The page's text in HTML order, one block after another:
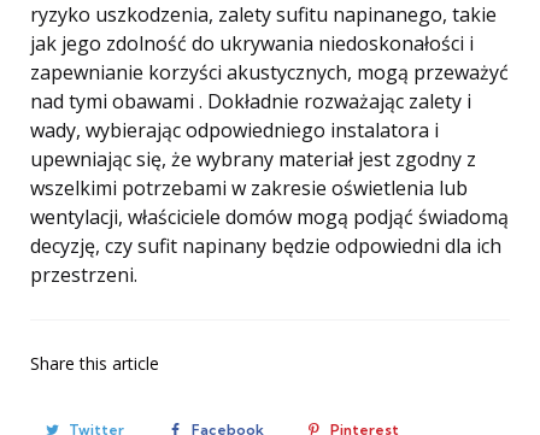
ryzyko uszkodzenia, zalety sufitu napinanego, takie
jak jego zdolność do ukrywania niedoskonałości i
zapewnianie korzyści akustycznych, mogą przeważyć
nad tymi obawami . Dokładnie rozważając zalety i
wady, wybierając odpowiedniego instalatora i
upewniając się, że wybrany materiał jest zgodny z
wszelkimi potrzebami w zakresie oświetlenia lub
wentylacji, właściciele domów mogą podjąć świadomą
decyzję, czy sufit napinany będzie odpowiedni dla ich
przestrzeni.
Share this article
Twitter Facebook Pinterest